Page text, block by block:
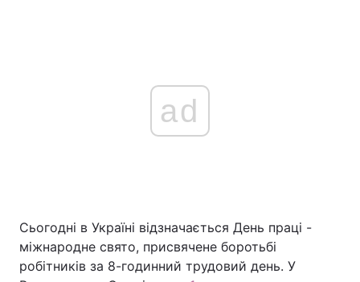
ad
Сьогодні в Україні відзначається День праці -
міжнародне свято, присвячене боротьбі
робітників за 8-годинний трудовий день. У